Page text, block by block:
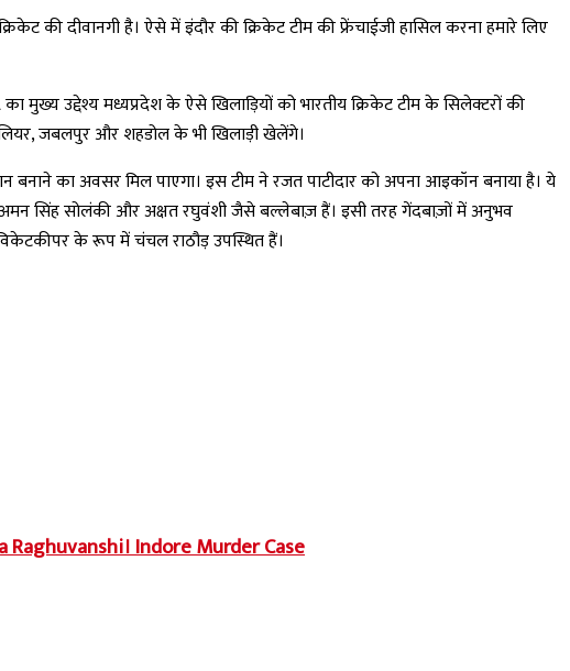
की दीवानगी है। ऐसे में इंदौर की क्रिकेट टीम की फ्रेंचाईजी हासिल करना हमारे लिए
मुख्य उद्देश्य मध्यप्रदेश के ऐसे खिलाड़ियों को भारतीय क्रिकेट टीम के सिलेक्टरों की
जबलपुर और शहडोल के भी खिलाड़ी खेलेंगे।
बनाने का अवसर मिल पाएगा। इस टीम ने रजत पाटीदार को अपना आइकॉन बनाया है। ये
अमन सिंह सोलंकी और अक्षत रघुवंशी जैसे बल्लेबाज़ हैं। इसी तरह गेंदबाज़ों में अनुभव
के रूप में चंचल राठौड़ उपस्थित हैं।
Raghuvanshi। Indore Murder Case